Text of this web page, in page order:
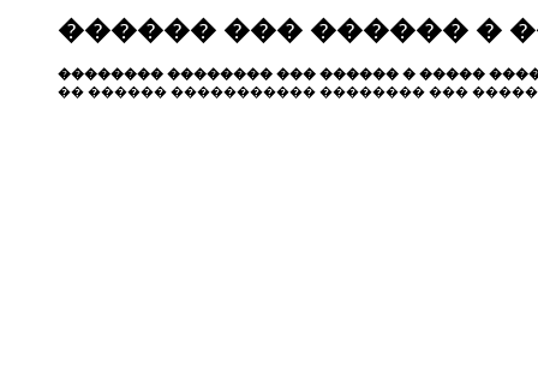
������ ��� ������ �
�������� �������� ��� ������ � �����
�� ������ ����������� �������� ���